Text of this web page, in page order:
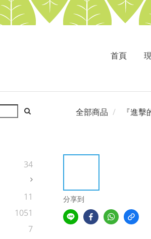
首頁
34
11
1051
7
全部商品 『進擊
分享到